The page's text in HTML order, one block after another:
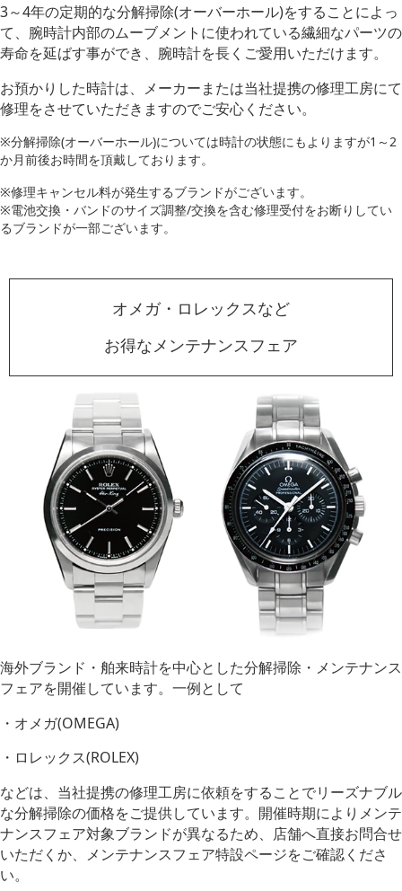
3～4年の定期的な分解掃除(オーバーホール)をすることによっ
て、腕時計内部のムーブメントに使われている繊細なパーツの
寿命を延ばす事ができ、腕時計を長くご愛用いただけます。
お預かりした時計は、メーカーまたは当社提携の修理工房にて
修理をさせていただきますのでご安心ください。
※分解掃除(オーバーホール)については時計の状態にもよりますが1～2
か月前後お時間を頂戴しております。
※修理キャンセル料が発生するブランドがございます。
※電池交換・バンドのサイズ調整/交換を含む修理受付をお断りしてい
るブランドが一部ございます。
オメガ・ロレックスなど
お得なメンテナンスフェア
海外ブランド・舶来時計を中心とした分解掃除・メンテナンス
フェアを開催しています。一例として
・オメガ(OMEGA)
・ロレックス(ROLEX)
などは、当社提携の修理工房に依頼をすることでリーズナブル
な分解掃除の価格をご提供しています。開催時期によりメンテ
ナンスフェア対象ブランドが異なるため、店舗へ直接お問合せ
いただくか、メンテナンスフェア特設ページをご確認くださ
い。